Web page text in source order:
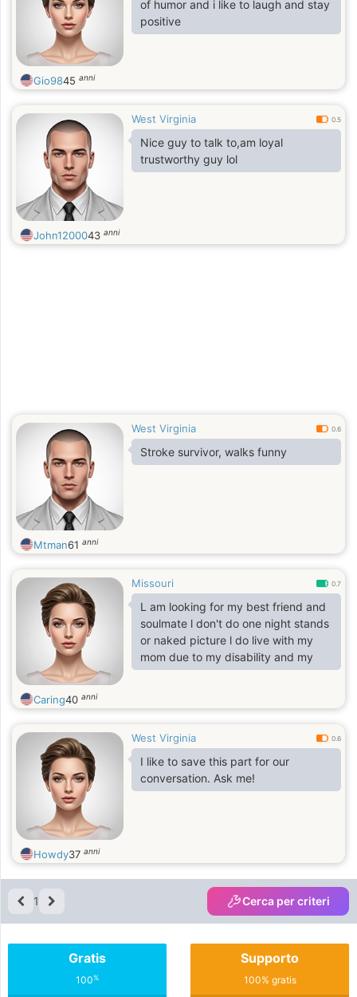
of humor and i like to laugh and stay
positive
Gio9845 anni
West Virginia 0.5
Nice guy to talk to,am loyal
trustworthy guy lol
John1200043 anni
West Virginia 0.6
Stroke survivor, walks funny
Mtman61 anni
Missouri 0.7
L am looking for my best friend and
soulmate l don't do one night stands
or naked picture l do live with my
mom due to my disability and my
Caring40 anni
West Virginia 0.6
I like to save this part for our
conversation. Ask me!
Howdy37 anni
1 Cerca per criteri
Gratis
100%
Supporto
100% gratis